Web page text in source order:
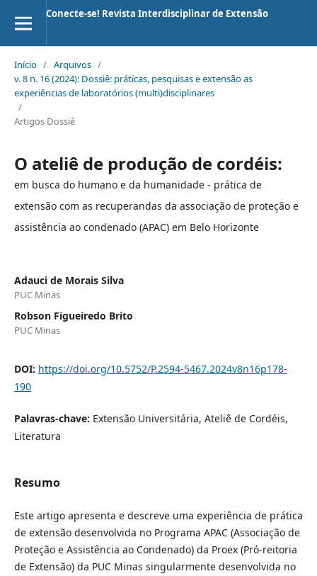
Conecte-se! Revista Interdisciplinar de Extensão
Início / Arquivos /
v. 8 n. 16 (2024): Dossiê: práticas, pesquisas e extensão as
experiências de laboratórios (multi)disciplinares
/
Artigos Dossiê
O ateliê de produção de cordéis:
em busca do humano e da humanidade - prática de
extensão com as recuperandas da associação de proteção e
assistência ao condenado (APAC) em Belo Horizonte
Adauci de Morais Silva
PUC Minas
Robson Figueiredo Brito
PUC Minas
DOI: https://doi.org/10.5752/P.2594-5467.2024v8n16p178-
190
Palavras-chave: Extensão Universitária, Ateliê de Cordéis,
Literatura
Resumo
Este artigo apresenta e descreve uma experiência de prática
de extensão desenvolvida no Programa APAC (Associação de
Proteção e Assistência ao Condenado) da Proex (Pró-reitoria
de Extensão) da PUC Minas singularmente desenvolvida no